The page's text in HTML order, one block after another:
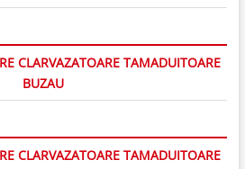
CLARVAZATOARE TAMADUITOARE
BUZAU
CLARVAZATOARE TAMADUITOARE